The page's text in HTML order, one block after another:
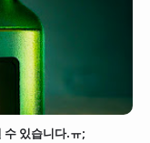
수 있습니다.ㅠ;